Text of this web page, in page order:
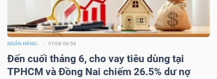
NGÂN HÀNG 07/08 09:54
Đến cuối tháng 6, cho vay tiêu dùng tại
TPHCM và Đồng Nai chiếm 26.5% dư nợ